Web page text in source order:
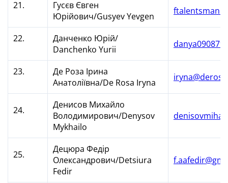
21.
Гусєв Євген
Юрійович/Gusyev Yevgen
22.
Данченко Юрій/
Danchenko Yurii
23.
Де Роза Ірина
Анатоліївна/De Rosa Iryna
24.
Денисов Михайло
Володимирович/Denysov
Mykhailo
25.
Децюра Федір
Олександрович/Detsiura
Fedir